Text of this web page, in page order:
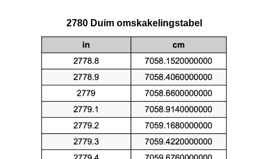
2780 Duim omskakelingstabel